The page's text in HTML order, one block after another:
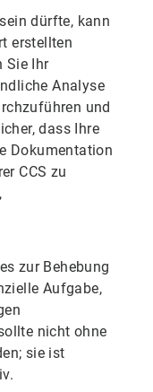
dürfte, kann
erstellten
Sie Ihr
Analyse
und
dass Ihre
Dokumentation
CCS zu
zur Behebung
Aufgabe,
nicht ohne
sie ist